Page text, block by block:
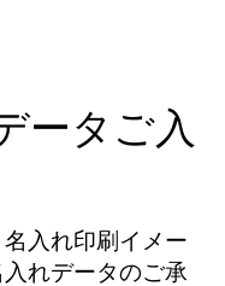
ータご入
入れ印刷イメー
れデータのご承